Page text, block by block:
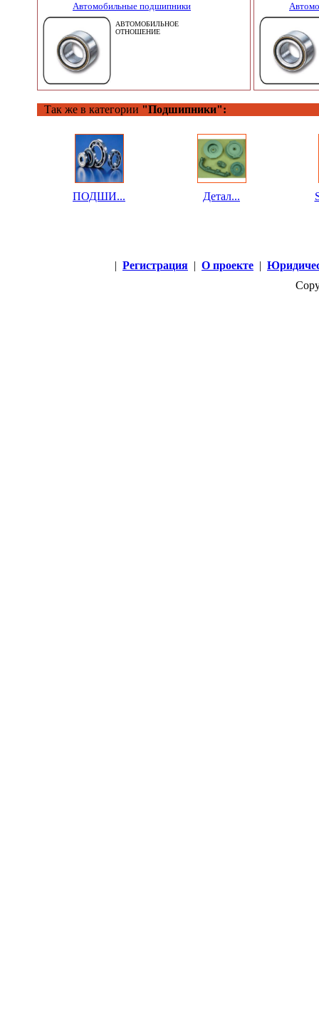
Автомобильные подшипники
АВТОМОБИЛЬНОЕ
ОТНОШЕНИЕ
Так же в категории "Подшипники":
ПОДШИ... Детал...
| Регистрация | О проекте |